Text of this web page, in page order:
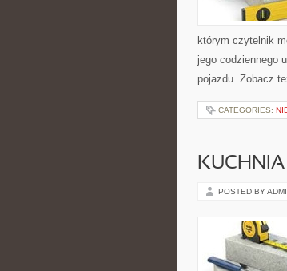
którym czytelnik
jego codziennego
pojazdu. Zobacz
CATEGORIES:
POSTED BY